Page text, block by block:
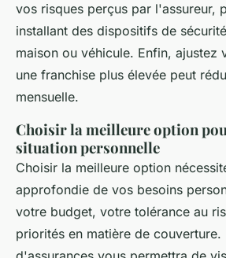
vos risques perçus par l'assureur,
installant des dispositifs de
maison ou véhicule. Enfin, ajustez
une franchise plus élevée peut
mensuelle.
Choisir la meilleure option
situation personnelle
Choisir la meilleure option
approfondie de vos besoins
votre budget, votre tolérance au
priorités en matière de